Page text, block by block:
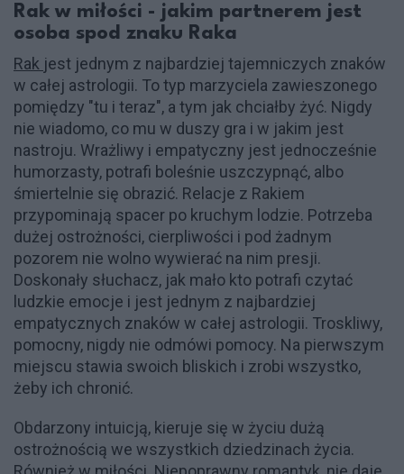
Rak w miłości - jakim partnerem jest
osoba spod znaku Raka
Rak jest jednym z najbardziej tajemniczych znaków
w całej astrologii. To typ marzyciela zawieszonego
pomiędzy "tu i teraz", a tym jak chciałby żyć. Nigdy
nie wiadomo, co mu w duszy gra i w jakim jest
nastroju. Wrażliwy i empatyczny jest jednocześnie
humorzasty, potrafi boleśnie uszczypnąć, albo
śmiertelnie się obrazić. Relacje z Rakiem
przypominają spacer po kruchym lodzie. Potrzeba
dużej ostrożności, cierpliwości i pod żadnym
pozorem nie wolno wywierać na nim presji.
Doskonały słuchacz, jak mało kto potrafi czytać
ludzkie emocje i jest jednym z najbardziej
empatycznych znaków w całej astrologii. Troskliwy,
pomocny, nigdy nie odmówi pomocy. Na pierwszym
miejscu stawia swoich bliskich i zrobi wszystko,
żeby ich chronić.
Obdarzony intuicją, kieruje się w życiu dużą
ostrożnością we wszystkich dziedzinach życia.